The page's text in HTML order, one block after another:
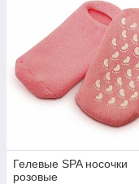
Гелевые SPA носочки
розовые